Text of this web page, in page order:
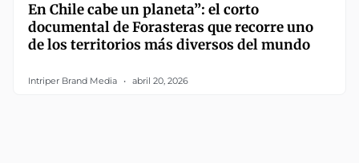
En Chile cabe un planeta”: el corto
documental de Forasteras que recorre uno
de los territorios más diversos del mundo
Intriper Brand Media abril 20, 2026